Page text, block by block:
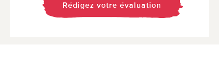
Rédigez votre évaluation